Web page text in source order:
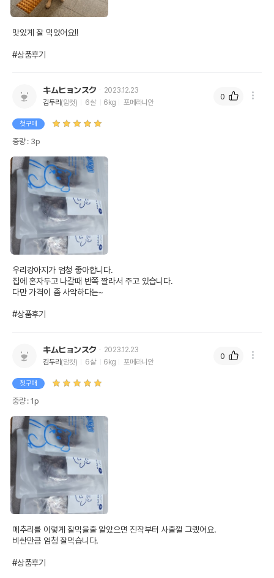
맛있게 잘 먹었어요!!
#상품후기
キムヒョンスク
2023.12.23
김두리 (암컷) 6살 6kg 포메라니안
첫구매
중량 : 3p
우리강아지가 엄청 좋아합니다.
집에 혼자두고 나갈때 반쪽 짤라서 주고 있습니다.
다만 가격이 좀 사악하다는~
#상품후기
0
キムヒョンスク
2023.12.23
김두리 (암컷) 6살 6kg 포메라니안
첫구매
중량 : 1p
메추리를 이렇게 잘먹을줄 알았으면 진작부터 사줄껄 그랬어요.
비싼만큼 엄청 잘먹습니다.
#상품후기
0